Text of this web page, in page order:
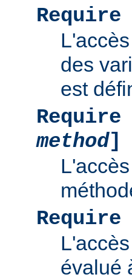
Require
des
est
Require
method]
Require
évalué